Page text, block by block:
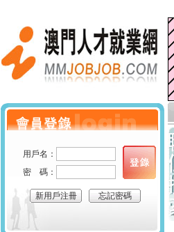
個人會員登錄
用戶名：
密 碼：
新用戶注冊 忘記密碼